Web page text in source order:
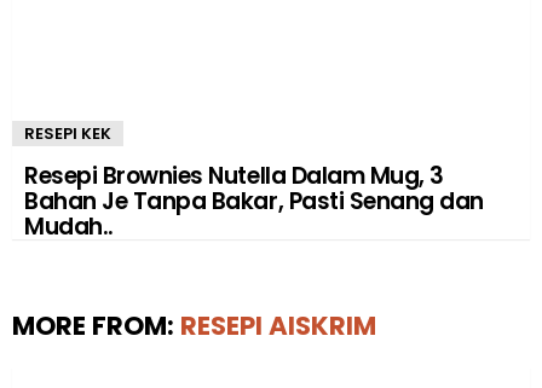
RESEPI KEK
Resepi Brownies Nutella Dalam Mug, 3
Bahan Je Tanpa Bakar, Pasti Senang dan
Mudah..
MORE FROM: RESEPI AISKRIM